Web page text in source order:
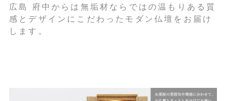
広島 府中からは無垢材ならではの温もりある質
感とデザインにこだわったモダン仏壇をお届け
します。